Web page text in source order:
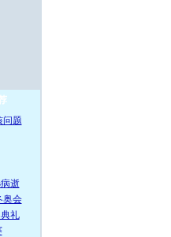
问题
逝
奥会
礼